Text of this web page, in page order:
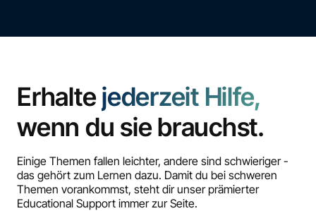
Erhaltejederzeit Hilfe,
wenn du sie brauchst.
Einige Themen fallen leichter, andere sind schwieriger -
das gehört zum Lernen dazu. Damit du bei schweren
Themen vorankommst, steht dir unser prämierter
Educational Support immer zur Seite.